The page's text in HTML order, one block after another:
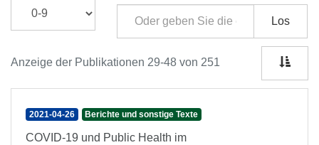
Los
Anzeige der Publikationen 29-48 von 251
2021-04-26 Berichte und sonstige Texte
COVID-19 und Public Health im